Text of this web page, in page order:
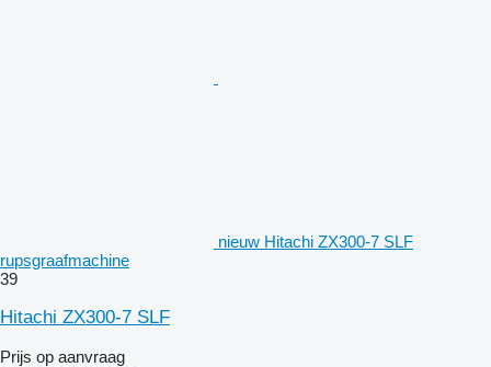
nieuw Hitachi ZX300-7 SLF
rupsgraafmachine
39
Hitachi ZX300-7 SLF
Prijs op aanvraag